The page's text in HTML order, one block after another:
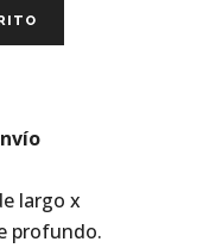
largo x
profundo.